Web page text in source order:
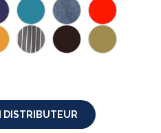
DISTRIBUTEUR